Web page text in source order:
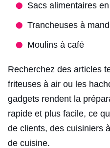
Sacs alimentaires
Trancheuses à
Moulins à café
Recherchez des articles
friteuses à air ou les
gadgets rendent la
rapide et plus facile, ce
de clients, des cuisiniers
de cuisine.